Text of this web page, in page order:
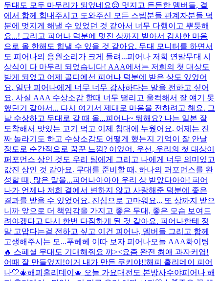
무대도 모두 마무리가 되었네요😌 멋지고 든든한 멤버들, 곁
에서 함께 힘내주시고 도와주신 모든 스텝분들 관계자분들 덕
분에 멋지게 해낼 수 있었던 것 같아서 너무 다행이고 뿌듯해
요...! 그리고 피어나 덕분에 멋진 상까지 받아서 감사한 마음
으로 올 한해도 힘낼 수 있을 것 같아요. 무대 모니터를 하면서
도 피어나의 응원소리가 크게 들려...피어나 저희 연말무대 시
상식이 다 마무리 되었습니다! AAA에서는 저희의 첫 대상도
받게 되었고 어제 골디에선 피어나 덕분에 받은 상도 있었어
요. 일단 피어나에게 너무 너무 감사하다는 말을 전하고 싶어
요. 사실 AAA 수상소감 할때 너무 떨리고 울컥해서 잘 얘기 못
했던거 같아서... 다시 여기서 제대로 마음을 전하려고 해요. 그
날 수상하고 무대로 갈 때 올...피어나~ 뭐해요? 나는 일본 잘
도착해서 맛있는 고기 먹고 이제 침대에 누웠어요. 어제는 진
짜 놀라기도 하고 수상소감도 어떻게 했는지 기억이 잘 안날
정도로 순간적으로 꿈꾼 느낌? 이었어. 우선, 우리의 첫 대상이
퍼포먼스 상인 것도 우리 팀에게 그리고 나에게 너무 의미있고
값진 상인 것 같아요. 무대를 준비할 때, 하나의 퍼포먼스를 완
성할 때, 많은 말을...피어나아아아 우리 상 받았다아아! 피어
나가 언제나 저희 곁에서 변하지 않고 사랑해준 덕분에 좋은
결과를 받을 수 있었어요. 진심으로 고마워요... 또 상까지 받으
니까 앞으로 더 책임감을 가지고 좋은 무대, 좋은 모습 보여드
려야겠다고 다시 한번 다짐하게 된 것 같아요. 피어나한테 정
말 고맙다는걸 전하고 싶고 이건 피어나, 멤버들 그리고 함께
고생해주시는 모...푸헤헤 이따 보자 피어나오늘 AAA화이팅
🔥 스페셜 무대도 기대해줘요 꺄><요즘 완전 최애 과자커엽!
어때 잘 만들었지!이거 내가 만든 쿠키야!!해피 홀리데이 피어
나🤍🎄해피홀리데이🎄 오늘 가요대전도 본방사수야피어나 해